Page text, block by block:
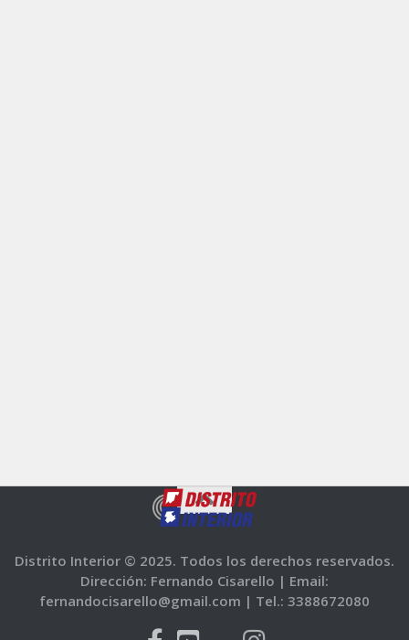
Distrito Interior © 2025. Todos los derechos reservados.
Dirección: Fernando Cisarello | Email:
fernandocisarello@gmail.com | Tel.: 3388672080